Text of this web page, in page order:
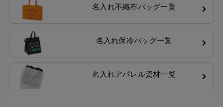
名入れ不織布バッグ一覧
名入れ保冷バッグ一覧
名入れアパレル資材一覧